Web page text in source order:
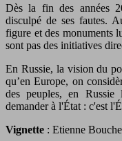
Dès la fin des années
disculpé de ses fautes.
figure et des monuments
sont pas des initiatives
En Russie, la vision du
qu’en Europe, on
des peuples, en
demander à l'État : c'est
Vignette : Etienne